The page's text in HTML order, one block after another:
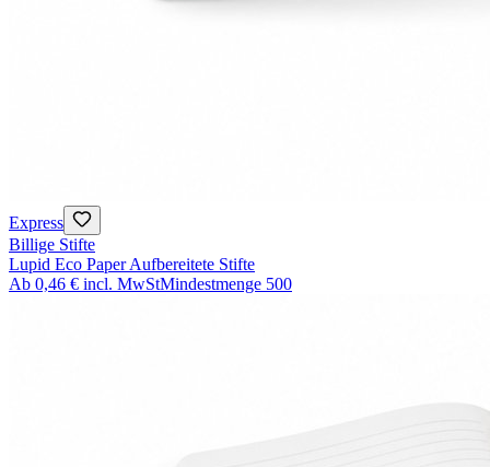
Express
Billige Stifte
Lupid Eco Paper Aufbereitete Stifte
Ab 0,46 € incl. MwStMindestmenge 500